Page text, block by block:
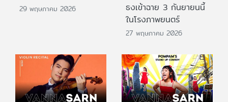
29 พฤษภาคม 2026
ธงเข้าฉาย 3 กันยายนนี้
ในโรงภาพยนตร์
27 พฤษภาคม 2026